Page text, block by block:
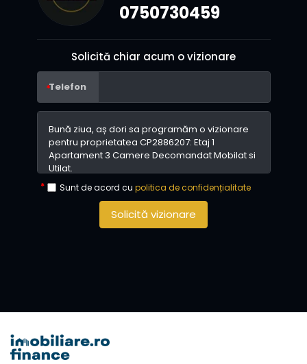
0750730459
Solicită chiar acum o vizionare
Telefon
Sunt de acord cu politica de confidențialitate
Solicită vizionare